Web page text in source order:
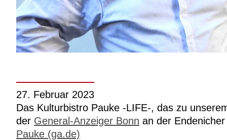
27. Februar 2023
Das Kulturbistro Pauke -LIFE-, das zu
der General-Anzeiger Bonn an der
Pauke​ (ga.de)